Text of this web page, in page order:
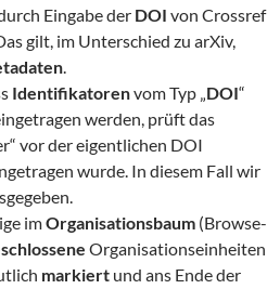
Eingabe der DOI von Crossref
gilt, im Unterschied zu arXiv,
.
Identifikatorenvom Typ „DOI“
werden, prüft das
vor der eigentlichen DOI
wurde. In diesem Fall wir
imOrganisationsbaum (Browse-
Organisationseinheiten
markiert und ans Ende der